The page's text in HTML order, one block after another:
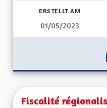
ERSTELLT AM
01/05/2023
Fiscalité